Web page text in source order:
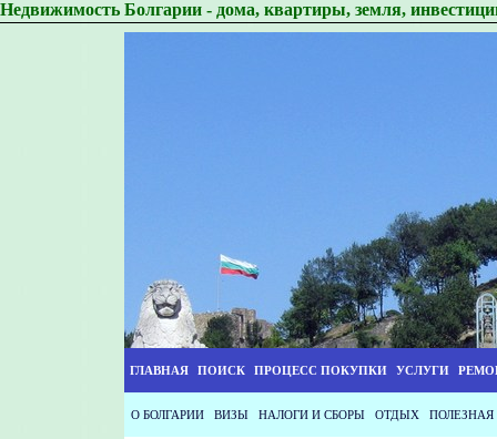
Недвижимость Болгарии - дома, квартиры, земля,
ГЛАВНАЯ ПОИСК ПРОЦЕСС ПОКУПКИ УСЛУГИ
О БОЛГАРИИ ВИЗЫ НАЛОГИ И СБОРЫ ОТДЫХ